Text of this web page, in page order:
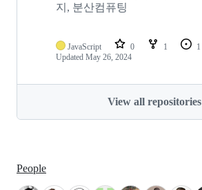
지, 분산컴퓨팅
JavaScript 0 1 1
Updated May 26, 2024
View all repositories
People